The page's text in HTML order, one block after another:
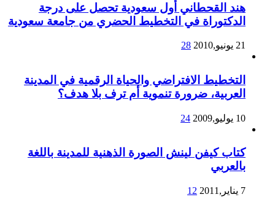
هند القحطاني أول سعودية تحصل على درجة
الدكتوراة في التخطيط الحضري من جامعة سعودية
21 يونيو,2010 28
التخطيط الافتراضي والحياة الرقمية في المدينة
العربية، ضرورة تنموية أم ترف بلا هدف؟
10 يوليو,2009 24
كتاب كيفن لينش الصورة الذهنية للمدينة باللغة
بالعربي
7 يناير,2011 12